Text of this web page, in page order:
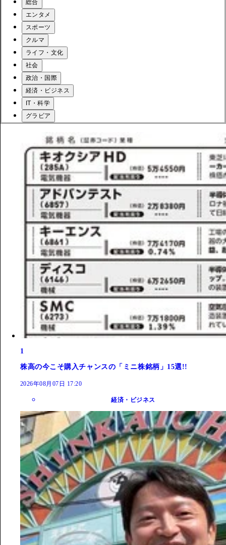
総合
エンタメ
スポーツ
クルマ
ライフ・文化
社会
政治・国際
経済・ビジネス
IT・科学
グラビア
1
株高の今こそ購入チャンスの「ミニ株銘柄」15選!!
2026年08月07日 17:20
経済・ビジネス